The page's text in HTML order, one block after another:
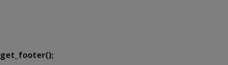
get_footer();